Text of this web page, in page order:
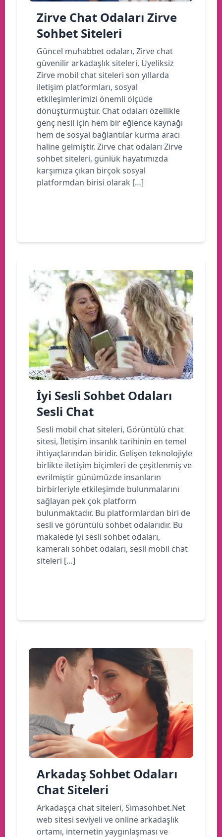
Zirve Chat Odaları Zirve
Sohbet Siteleri
Güncel muhabbet odaları, Zirve chat
güvenilir arkadaşlık siteleri, Üyeliksiz
Zirve mobil chat siteleri son yıllarda
iletişim platformları, sosyal
etkileşimlerimizi önemli ölçüde
dönüştürmüştür. Chat odaları özellikle
genç nesil için hem bir eğlence kaynağı
hem de sosyal bağlantılar kurma aracı
haline gelmiştir. Zirve chat odaları Zirve
sohbet siteleri, günlük hayatımızda
karşımıza çıkan birçok sosyal
platformdan birisi olarak […]
İyi Sesli Sohbet Odaları
Sesli Chat
Sesli mobil chat siteleri, Görüntülü chat
sitesi, İletişim insanlık tarihinin en temel
ihtiyaçlarından biridir. Gelişen teknolojiyle
birlikte iletişim biçimleri de çeşitlenmiş ve
evrilmiştir günümüzde insanların
birbirleriyle etkileşimde bulunmalarını
sağlayan pek çok platform
bulunmaktadır. Bu platformlardan biri de
sesli ve görüntülü sohbet odalarıdır. Bu
makalede iyi sesli sohbet odaları,
kameralı sohbet odaları, sesli mobil chat
siteleri […]
Arkadaş Sohbet Odaları
Chat Siteleri
Arkadaşça chat siteleri, Simasohbet.Net
web sitesi seviyeli ve online arkadaşlık
ortamı, internetin yaygınlaşması ve